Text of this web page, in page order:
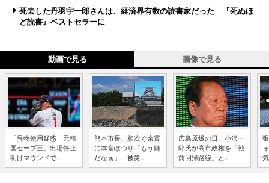
死去した丹羽宇一郎さんは、経済界有数の読書家だった 『死ぬほ
ど読書』ベストセラーに
動画で見る 画像で見る
「異物使用疑惑」元韓
国セーブ王、出場停止
明けマウンドで...
熊本市長、相次ぐ余震
に本音ぽつり「もう嫌
だなぁ」 被災...
広島原爆の日、小沢一
郎氏が高市政権を「戦
前回帰路線」と...